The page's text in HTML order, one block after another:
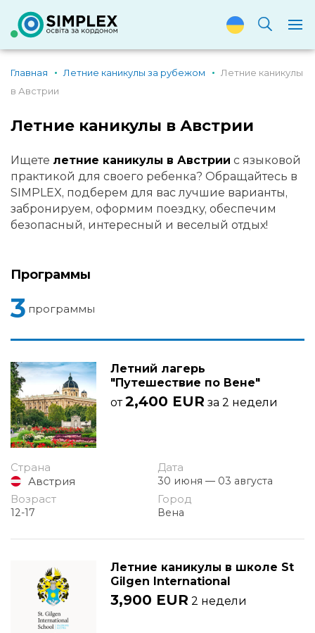
Главная Летние каникулы за рубежом
Летние каникулы
в Австрии
Летние каникулы в Австрии
Ищете летние каникулы в Австрии с языковой
практикой для своего ребенка? Обращайтесь в
SIMPLEX, подберем для вас лучшие варианты,
забронируем, оформим поездку, обеспечим
безопасный, интересный и веселый отдых!
Программы
3 программы
Летний лагерь
"Путешествие по Вене"
от2,400 EUR за 2 недели
Страна
Австрия
Дата
30 июня — 03 августа
Возраст
12-17
Город
Вена
Летние каникулы в школе St
Gilgen International
3,900 EUR 2 недели